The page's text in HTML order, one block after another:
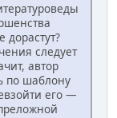
следует
автор
по шаблону
его —